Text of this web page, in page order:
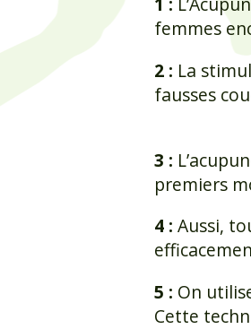
femmes
2 : La
fausses
3 :
premiers
4 : Aussi,
5 : On
Cette